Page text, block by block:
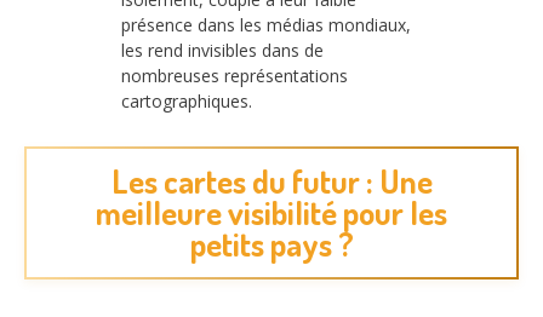
présence dans les médias mondiaux,
les rend invisibles dans de
nombreuses représentations
cartographiques.
Les cartes du futur : Une
meilleure visibilité pour les
petits pays ?